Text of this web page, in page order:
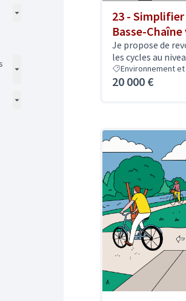
23 - Simplifier
Basse-
Je propose de
les cycles au
Environnement
20 000 €